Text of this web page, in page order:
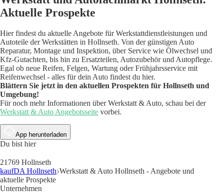
Aktuelle Prospekte
Hier findest du aktuelle Angebote für Werkstattdienstleistungen und
Autoteile der Werkstätten in Hollnseth. Von der günstigen Auto
Reparatur, Montage und Inspektion, über Service wie Ölwechsel und
Kfz-Gutachten, bis hin zu Ersatzteilen, Autozubehör und Autopflege.
Egal ob neue Reifen, Felgen, Wartung oder Frühjahrsservice mit
Reifenwechsel - alles für dein Auto findest du hier.
Blättern Sie jetzt in den aktuellen Prospekten für Hollnseth und
Umgebung!
Für noch mehr Informationen über Werkstatt & Auto, schau bei der
Werkstatt & Auto Angebotsseite vorbei.
App herunterladen
Du bist hier
21769 Hollnseth
kaufDA Hollnseth Werkstatt & Auto Hollnseth - Angebote und
aktuelle Prospekte
Unternehmen